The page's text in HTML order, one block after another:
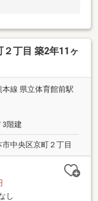
丁目 築2年11ヶ
本線 県立体育館前駅
3階建
中央区京町２丁目
し